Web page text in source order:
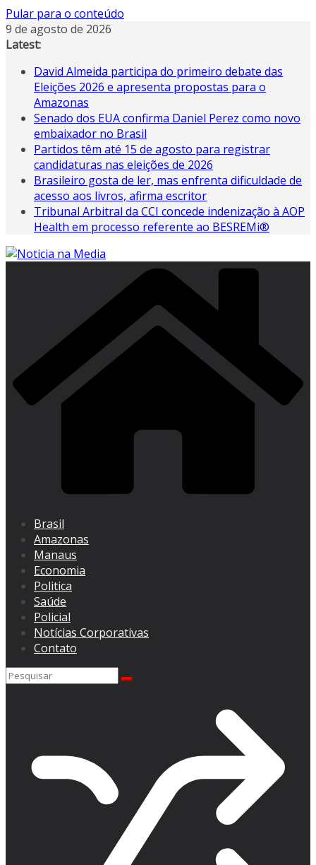
Pular para o conteúdo
9 de agosto de 2026
Latest:
David Almeida participa do primeiro debate das
Eleições 2026 e apresenta propostas para o
Amazonas
Senado dos EUA confirma Daniel Perez como novo
embaixador no Brasil
Partidos têm até 15 de agosto para registrar
candidaturas nas eleições de 2026
Brasileiro gosta de ler, mas enfrenta dificuldade de
acesso aos livros, afirma escritor
Tribunal Arbitral da CCI concede indenização à AOP
Health em processo referente ao BESREMi®
Brasil
Amazonas
Manaus
Economia
Politica
Saúde
Policial
Notícias Corporativas
Contato